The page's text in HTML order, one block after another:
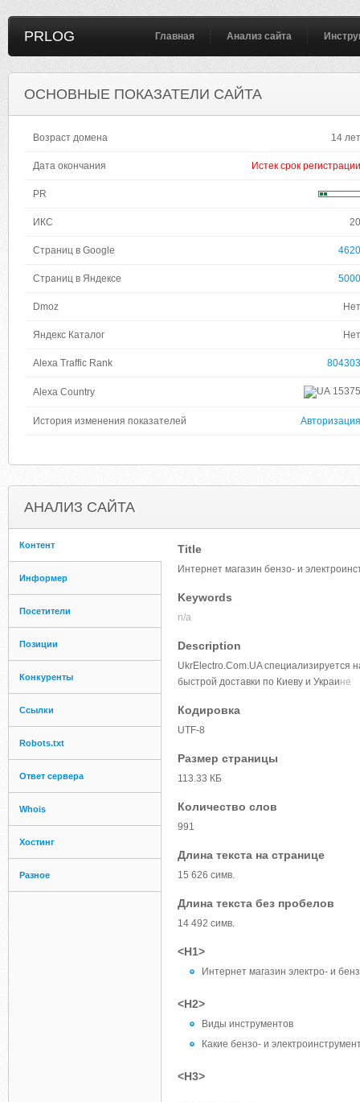
PRLOG Главная Анализ сайта
ОСНОВНЫЕ ПОКАЗАТЕЛИ САЙТА
Возраст домена 14 лет
Дата окончания Истек срок регистрации
PR
ИКС 20
Страниц в Google 4620
Страниц в Яндексе 5000
Dmoz Нет
Яндекс Каталог Нет
Alexa Traffic Rank 804303
Alexa Country 15375
История изменения показателей Авторизация
АНАЛИЗ САЙТА
Контент
Информер
Посетители
Позиции
Конкуренты
Ссылки
Robots.txt
Ответ сервера
Whois
Хостинг
Разное
Title
Интернет магазин бензо- и
Keywords
n/a
Description
UkrElectro.Com.UA специализируется
быстрой доставки по Киеву и Украине
Кодировка
UTF-8
Размер страницы
113.33 КБ
Количество слов
991
Длина текста на странице
15 626 симв.
Длина текста без пробелов
14 492 симв.
<H1>
Интернет магазин электро- и
<H2>
Виды инструментов
Какие бензо- и
<H3>